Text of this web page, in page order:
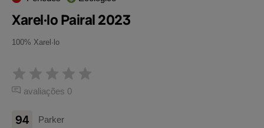
Xarel·lo Pairal 2023
100% Xarel·lo
avaliações 0
94 Parker